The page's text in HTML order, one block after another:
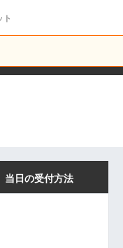
当日の受付方法